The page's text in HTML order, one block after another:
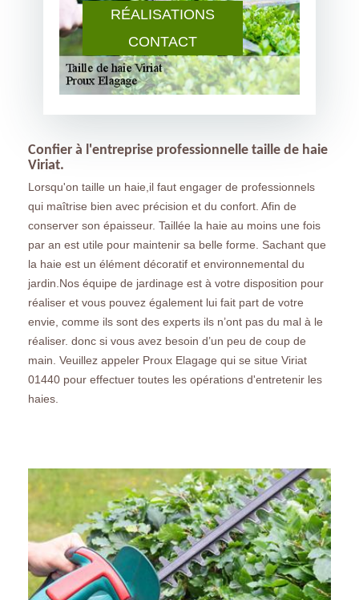
RÉALISATIONS
CONTACT
Confier à l'entreprise professionnelle taille de haie
Viriat.
Lorsqu'on taille un haie,il faut engager de professionnels
qui maîtrise bien avec précision et du confort. Afin de
conserver son épaisseur. Taillée la haie au moins une fois
par an est utile pour maintenir sa belle forme. Sachant que
la haie est un élément décoratif et environnemental du
jardin.Nos équipe de jardinage est à votre disposition pour
réaliser et vous pouvez également lui fait part de votre
envie, comme ils sont des experts ils n’ont pas du mal à le
réaliser. donc si vous avez besoin d’un peu de coup de
main. Veuillez appeler Proux Elagage qui se situe Viriat
01440 pour effectuer toutes les opérations d'entretenir les
haies.